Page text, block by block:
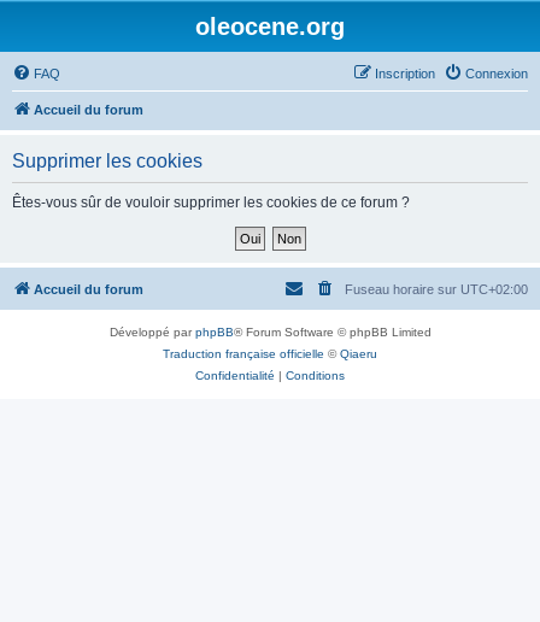
oleocene.org
FAQ Connexion
Inscription
Accueil du forum
Supprimer les cookies
Êtes-vous sûr de vouloir supprimer les cookies de ce forum ?
Accueil du forum Fuseau horaire sur UTC+02:00
Développé parphpBB® Forum Software © phpBB Limited
Traduction française officielle ©Qiaeru
Confidentialité | Conditions